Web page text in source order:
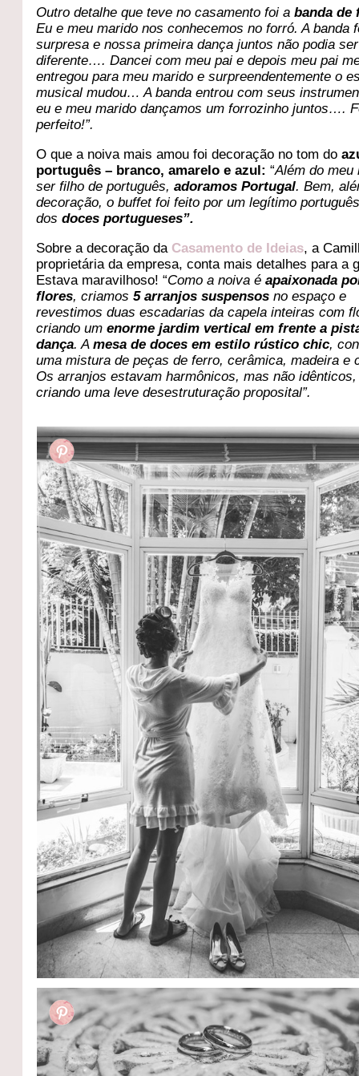
Outro detalhe que teve no casamento foi abanda de
Eu e meu marido nos conhecemos no forró. A banda
surpresa e nossa primeira dança juntos não podia ser
diferente…. Dancei com meu pai e depois meu pai
entregou para meu marido e surpreendentemente o
musical mudou… A banda entrou com seus
eu e meu marido dançamos um forrozinho juntos….
perfeito!”.
O que a noiva mais amou foi decoração no tom do
português – branco, amarelo e azul: “Além do meu
ser filho de português,adoramos Portugal. Bem,
decoração, o buffet foi feito por um legítimo
dosdoces portugueses”.
Sobre a decoração da Casamento de Ideias, a
proprietária da empresa, conta mais detalhes para a
Estava maravilhoso! “Como a noiva éapaixonada
flores, criamos5 arranjos suspensos no espaço e
revestimos duas escadarias da capela inteiras com
criando umenorme jardim vertical em frente a
dança. Amesa de doces em estilo rústico chic,
uma mistura de peças de ferro, cerâmica, madeira e
Os arranjos estavam harmônicos, mas não idênticos,
criando uma leve desestruturação proposital”.